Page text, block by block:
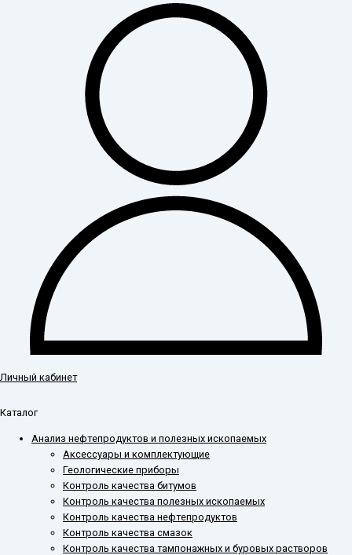
Личный кабинет
Каталог
Анализ нефтепродуктов и полезных ископаемых
Аксессуары и комплектующие
Геологические приборы
Контроль качества битумов
Контроль качества полезных ископаемых
Контроль качества нефтепродуктов
Контроль качества смазок
Контроль качества тампонажных и буровых растворов